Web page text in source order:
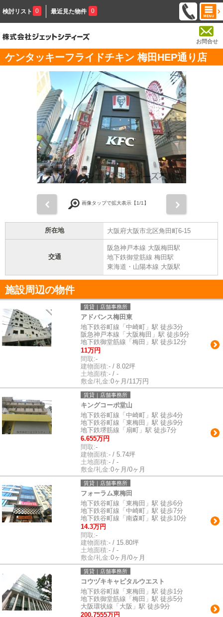
検討リスト 0 最近見た物件 0
お問合せ
ケンタッキーフライドチキン 梅田HEP通り店
画像タップで拡大表示【1/1】
所在地 大阪府大阪市北区角田町6-15
交通
阪急神戸本線 大阪梅田駅
地下鉄御堂筋線 梅田駅
東海道・山陽本線 大阪駅
施設周辺の物件
賃貸｜店舗事務所
アドバンス梅田東
地下鉄谷町線「中崎町」駅 徒歩3分
阪急神戸本線「大阪梅田」駅 徒歩9分
地下鉄御堂筋線「梅田」駅 徒歩12分
11万円
間取:-
建物面積:- / 8.02坪
土地面積:- / -
敷金/礼金:0ヶ月/11万円
賃貸｜店舗事務所
キングコーポ堂山
地下鉄谷町線「中崎町」駅 徒歩4分
地下鉄谷町線「東梅田」駅 徒歩9分
地下鉄堺筋線「扇町」駅 徒歩7分
6.655万円
間取:-
建物面積:- / 5.74坪
土地面積:- / -
敷金/礼金:0ヶ月/0ヶ月
賃貸｜店舗事務所
フォーラム東梅田
地下鉄谷町線「東梅田」駅 徒歩6分
地下鉄谷町線「中崎町」駅 徒歩7分
地下鉄谷町線「南森町」駅 徒歩10分
14.3万円
間取:-
建物面積:- / 15.80坪
土地面積:- / -
敷金/礼金:0ヶ月/0ヶ月
賃貸｜店舗事務所
コウヅキキャピタルウエスト
地下鉄谷町線「東梅田」駅 徒歩1分
地下鉄御堂筋線「梅田」駅 徒歩5分
大阪環状線「大阪」駅 徒歩9分
200.7555万円